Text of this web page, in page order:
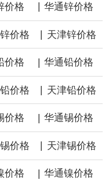
价格 华通锌价格
价格 | 天津锌价格
价格 | 华通铅价格
价格 天津铅价格
价格 | 华通锡价格
价格 天津锡价格
价格 | 华通镍价格